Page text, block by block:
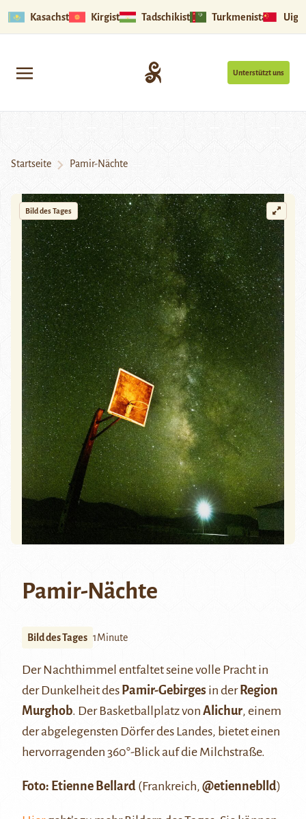
Kasachstan Kirgistan Tadschikistan Turkmenistan
Unterstützt uns
Startseite Pamir-Nächte
Bild des Tages
Pamir-Nächte
Bild des Tages 1Minute
Der Nachthimmel entfaltet seine volle Pracht in
der Dunkelheit des Pamir-Gebirges in derRegion
Murghob. Der Basketballplatz von Alichur, einem
der abgelegensten Dörfer des Landes, bietet einen
hervorragenden 360°-Blick auf die Milchstraße.
Foto: Etienne Bellard (Frankreich, @etienneblld)